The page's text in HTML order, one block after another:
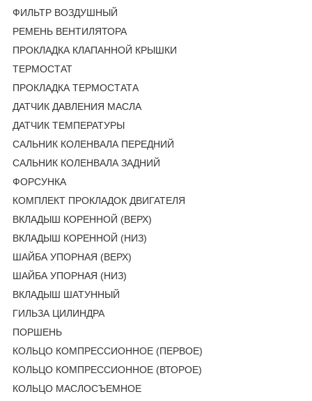
ФИЛЬТР ВОЗДУШНЫЙ
РЕМЕНЬ ВЕНТИЛЯТОРА
ПРОКЛАДКА КЛАПАННОЙ КРЫШКИ
ТЕРМОСТАТ
ПРОКЛАДКА ТЕРМОСТАТА
ДАТЧИК ДАВЛЕНИЯ МАСЛА
ДАТЧИК ТЕМПЕРАТУРЫ
САЛЬНИК КОЛЕНВАЛА ПЕРЕДНИЙ
САЛЬНИК КОЛЕНВАЛА ЗАДНИЙ
ФОРСУНКА
КОМПЛЕКТ ПРОКЛАДОК ДВИГАТЕЛЯ
ВКЛАДЫШ КОРЕННОЙ (ВЕРХ)
ВКЛАДЫШ КОРЕННОЙ (НИЗ)
ШАЙБА УПОРНАЯ (ВЕРХ)
ШАЙБА УПОРНАЯ (НИЗ)
ВКЛАДЫШ ШАТУННЫЙ
ГИЛЬЗА ЦИЛИНДРА
ПОРШЕНЬ
КОЛЬЦО КОМПРЕССИОННОЕ (ПЕРВОЕ)
КОЛЬЦО КОМПРЕССИОННОЕ (ВТОРОЕ)
КОЛЬЦО МАСЛОСЪЕМНОЕ